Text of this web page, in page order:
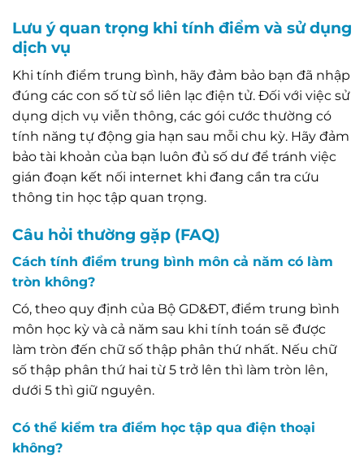
Lưu ý quan trọng khi tính điểm và sử dụng
dịch vụ
Khi tính điểm trung bình, hãy đảm bảo bạn đã nhập
đúng các con số từ sổ liên lạc điện tử. Đối với việc sử
dụng dịch vụ viễn thông, các gói cước thường có
tính năng tự động gia hạn sau mỗi chu kỳ. Hãy đảm
bảo tài khoản của bạn luôn đủ số dư để tránh việc
gián đoạn kết nối internet khi đang cần tra cứu
thông tin học tập quan trọng.
Câu hỏi thường gặp (FAQ)
Cách tính điểm trung bình môn cả năm có làm
tròn không?
Có, theo quy định của Bộ GD&ĐT, điểm trung bình
môn học kỳ và cả năm sau khi tính toán sẽ được
làm tròn đến chữ số thập phân thứ nhất. Nếu chữ
số thập phân thứ hai từ 5 trở lên thì làm tròn lên,
dưới 5 thì giữ nguyên.
Có thể kiểm tra điểm học tập qua điện thoại
không?